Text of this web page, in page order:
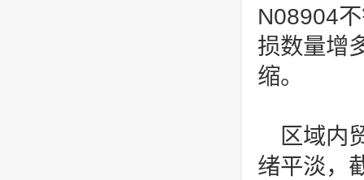
N08904
损数量增
缩。
区域内
绪平淡，